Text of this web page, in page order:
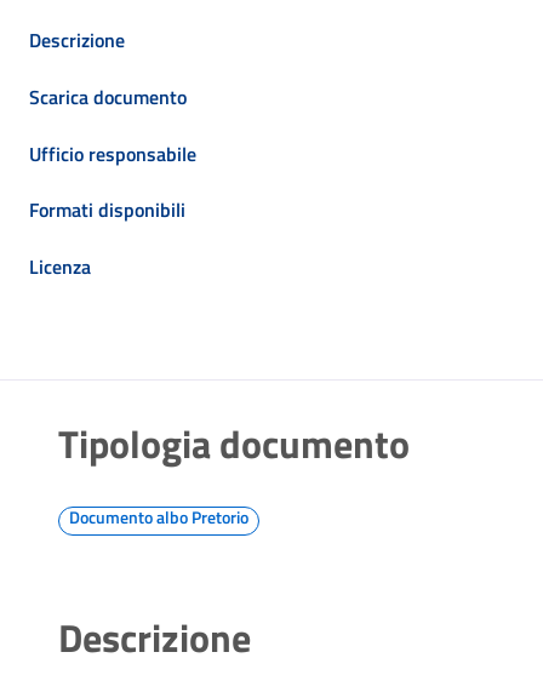
Descrizione
Scarica documento
Ufficio responsabile
Formati disponibili
Licenza
Tipologia documento
Documento albo Pretorio
Descrizione